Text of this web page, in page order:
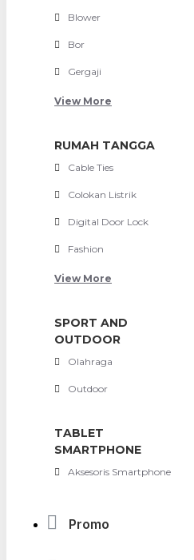
Blower
Bor
Gergaji
View More
RUMAH TANGGA
Cable Ties
Colokan Listrik
Digital Door Lock
Fashion
View More
SPORT AND
OUTDOOR
Olahraga
Outdoor
TABLET
SMARTPHONE
Aksesoris Smartphone
Promo